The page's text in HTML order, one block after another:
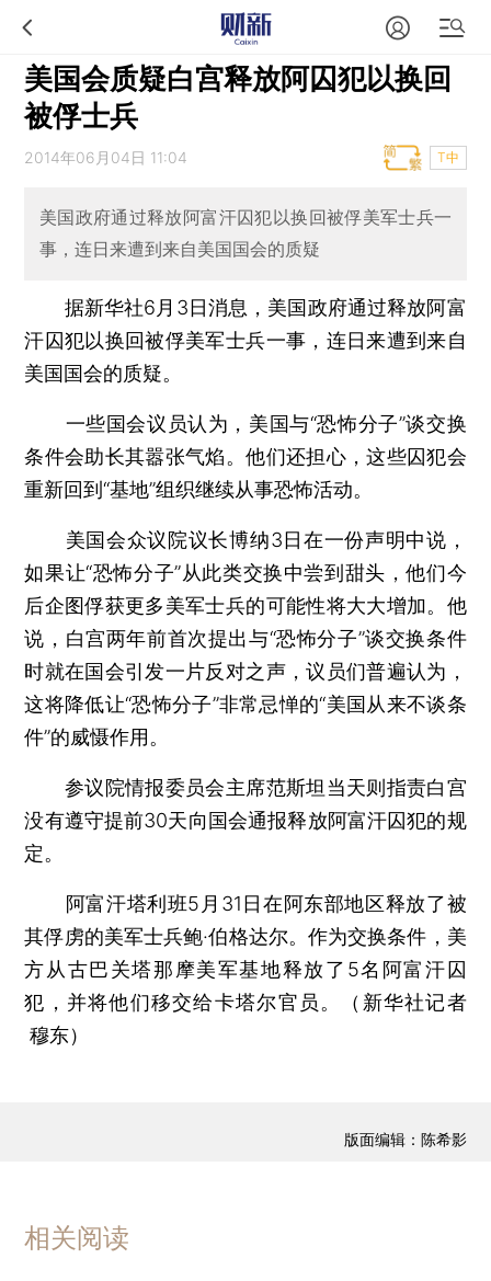
美国会质疑白宫释放阿囚犯以换回
被俘士兵
2014年06月04日 11:04 T中
美国政府通过释放阿富汗囚犯以换回被俘美军士兵一
事，连日来遭到来自美国国会的质疑
据新华社6月3日消息，美国政府通过释放阿富
汗囚犯以换回被俘美军士兵一事，连日来遭到来自
美国国会的质疑。
一些国会议员认为，美国与“恐怖分子”谈交换
条件会助长其嚣张气焰。他们还担心，这些囚犯会
重新回到“基地”组织继续从事恐怖活动。
美国会众议院议长博纳3日在一份声明中说，
如果让“恐怖分子”从此类交换中尝到甜头，他们今
后企图俘获更多美军士兵的可能性将大大增加。他
说，白宫两年前首次提出与“恐怖分子”谈交换条件
时就在国会引发一片反对之声，议员们普遍认为，
这将降低让“恐怖分子”非常忌惮的“美国从来不谈条
件”的威慑作用。
参议院情报委员会主席范斯坦当天则指责白宫
没有遵守提前30天向国会通报释放阿富汗囚犯的规
定。
阿富汗塔利班5月31日在阿东部地区释放了被
其俘虏的美军士兵鲍·伯格达尔。作为交换条件，美
方从古巴关塔那摩美军基地释放了5名阿富汗囚
犯，并将他们移交给卡塔尔官员。（新华社记者
穆东）
版面编辑：陈希影
相关阅读